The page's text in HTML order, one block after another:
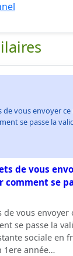
de vous envoyer
se passe la
de vous
comment se
de vous envoyer
se passe la
sociale en
1ere année…